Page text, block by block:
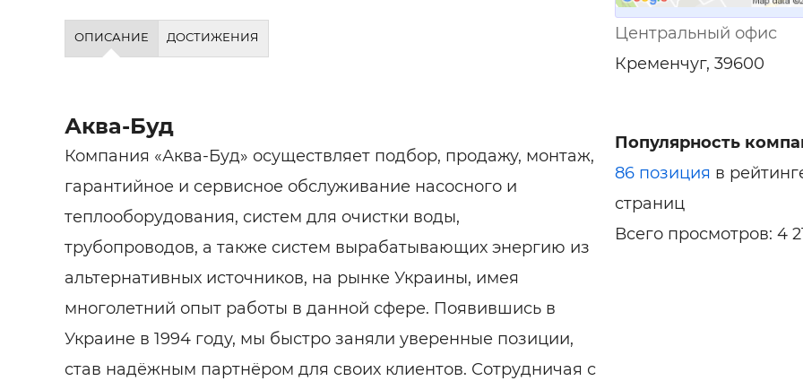
ОПИСАНИЕ ДОСТИЖЕНИЯ
Аква-Буд
Компания «Аква-Буд» осуществляет подбор, продажу, монтаж,
гарантийное и сервисное обслуживание насосного и
теплооборудования, систем для очистки воды,
трубопроводов, а также систем вырабатывающих энергию из
альтернативных источников, на рынке Украины, имея
многолетний опыт работы в данной сфере. Появившись в
Украине в 1994 году, мы быстро заняли уверенные позиции,
став надёжным партнёром для своих клиентов. Сотрудничая с
Центральный офис
Кременчуг, 39600
Популярность
86 позиция в
страниц
Всего просмотров: 4